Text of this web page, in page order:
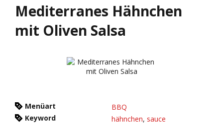
Mediterranes Hähnchen
mit Oliven Salsa
Menüart
BBQ
Keyword
hähnchen, sauce